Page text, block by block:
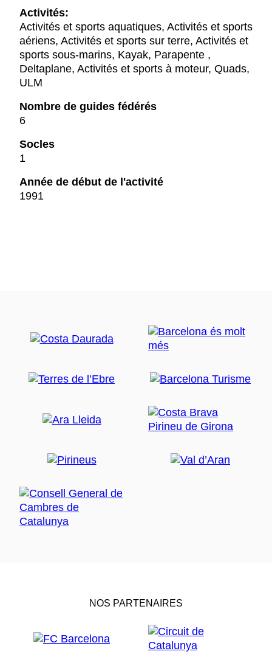
Activités:
Activités et sports aquatiques, Activités et sports
aériens, Activités et sports sur terre, Activités et
sports sous-marins, Kayak, Parapente ,
Deltaplane, Activités et sports à moteur, Quads,
ULM
Nombre de guides fédérés
6
Socles
1
Année de début de l'activité
1991
NOS PARTENAIRES